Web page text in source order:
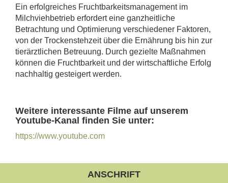
Ein erfolgreiches Fruchtbarkeitsmanagement im
Milchviehbetrieb erfordert eine ganzheitliche
Betrachtung und Optimierung verschiedener Faktoren,
von der Trockenstehzeit über die Ernährung bis hin zur
tierärztlichen Betreuung. Durch gezielte Maßnahmen
können die Fruchtbarkeit und der wirtschaftliche Erfolg
nachhaltig gesteigert werden.
Weitere interessante Filme auf unserem
Youtube-Kanal finden Sie unter:
https://www.youtube.com
ANSCHRIFT